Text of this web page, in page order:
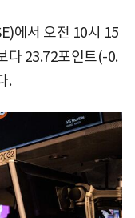
에서 오전 10시 15
다 23.72포인트(-0.
.